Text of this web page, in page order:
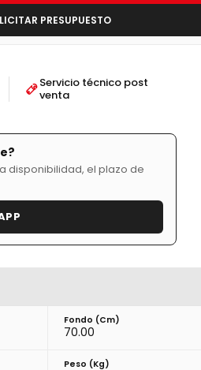
PRESUPUESTO
Servicio técnico post
venta
disponibilidad, el plazo de
Fondo (cm)
70.00
Peso (kg)